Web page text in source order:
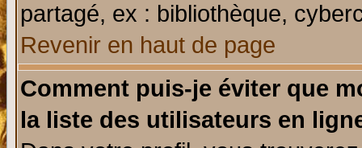
partagé, ex : bibliothèque,
Revenir en haut de page
Comment puis-je éviter que
la liste des utilisateurs en